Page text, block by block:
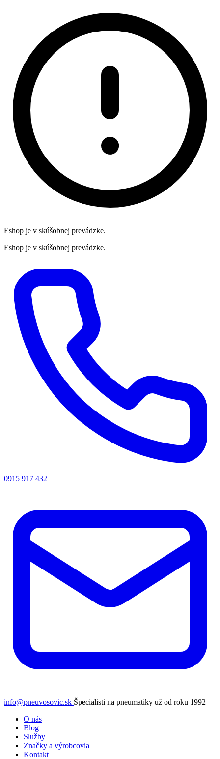
Eshop je v skúšobnej prevádzke.
Eshop je v skúšobnej prevádzke.
obsah
0915 917 432
info@pneuvosovic.sk Špecialisti na pneumatiky už od roku 1992
O nás
Blog
Služby
Značky a výrobcovia
Kontakt